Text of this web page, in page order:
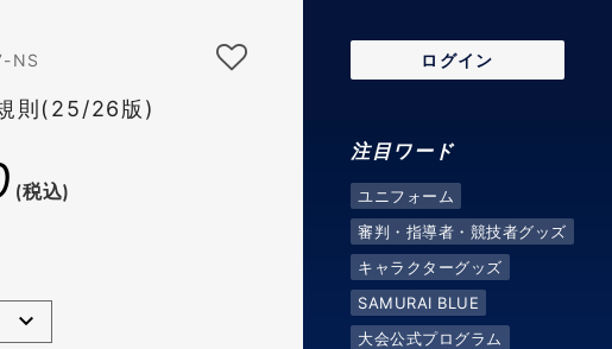
NS
則(25/26版)
(税込)
ログイン
注目ワード
ユニフォーム
審判・指導者・競技者グッズ
キャラクターグッズ
SAMURAI BLUE
大会公式プログラム